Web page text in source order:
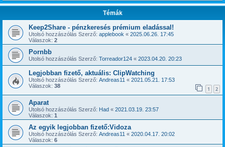
Témák
Keep2Share - pénzkeresés prémium eladással!
Utolsó hozzászólás Szerző: applebook « 2025.06.26. 17:45
Válaszok: 2
Pornbb
Utolsó hozzászólás Szerző: Torreador124 « 2023.04.20. 20:23
Legjobban fizető, aktuális: ClipWatching
Utolsó hozzászólás Szerző: Andreas11 « 2021.05.21. 17:53
Válaszok: 38 1 2
Aparat
Utolsó hozzászólás Szerző: Had « 2021.03.19. 23:57
Válaszok: 1
Az egyik legjobban fizető:Vidoza
Utolsó hozzászólás Szerző: Andreas11 « 2020.04.17. 20:02
Válaszok: 6